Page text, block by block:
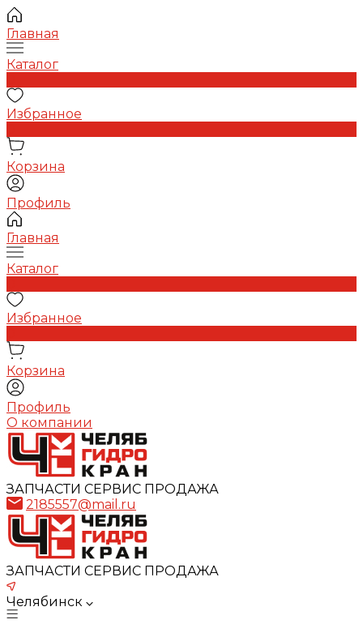
Главная
Каталог
Избранное
Корзина
Профиль
Главная
Каталог
Избранное
Корзина
Профиль
О компании
ЗАПЧАСТИ СЕРВИС ПРОДАЖА
2185557@mail.ru
ЗАПЧАСТИ СЕРВИС ПРОДАЖА
Челябинск